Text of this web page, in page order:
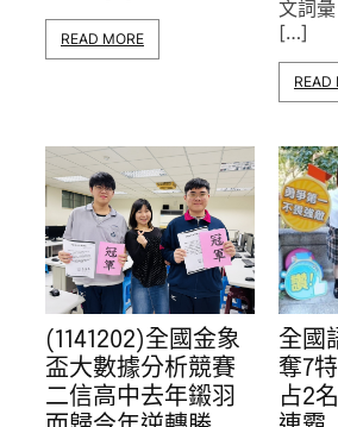
READ MORE
文詞
[…]
READ
(1141202)全國金象
盃大數據分析競賽
二信高中去年鎩羽
全國
奪7
占2